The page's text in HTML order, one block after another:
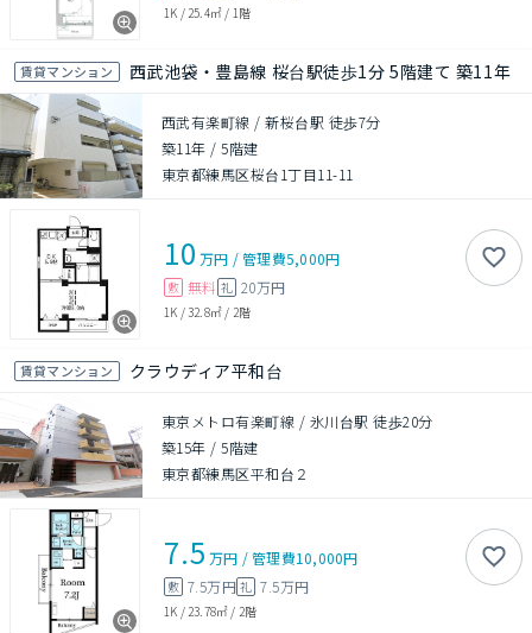
1K / 25.4㎡ / 1階
賃貸マンション 西武池袋・豊島線 桜台駅徒歩1分 5階建て 築11年
西武有楽町線 / 新桜台駅 徒歩7分
築11年 /5階建
東京都練馬区桜台1丁目11-11
10 万円 /管理費5,000円
敷 無料 礼 20万円
1K /32.8㎡ / 2階
賃貸マンション クラウディア平和台
東京メトロ有楽町線 / 氷川台駅 徒歩20分
築15年 /5階建
東京都練馬区平和台２
7.5 万円 /管理費10,000円
敷 7.5万円礼 7.5万円
1K / 23.78㎡ / 2階